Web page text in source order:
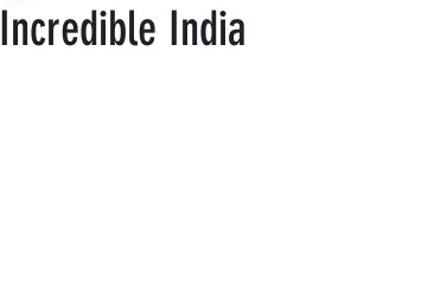
FIDE Online
Incredible India